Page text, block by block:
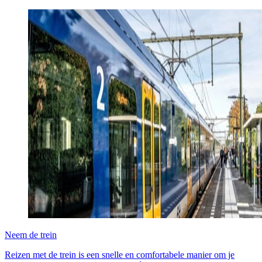
Neem de trein
Reizen met de trein is een snelle en comfortabele manier om je